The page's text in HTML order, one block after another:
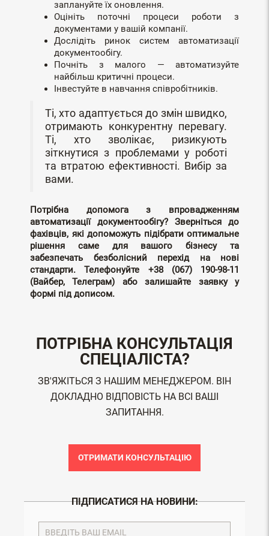
заплануйте їх оновлення.
Оцініть поточні процеси роботи з
документами у вашій компанії.
Дослідіть ринок систем автоматизації
документообігу.
Почніть з малого — автоматизуйте
найбільш критичні процеси.
Інвестуйте в навчання співробітників.
Ті, хто адаптується до змін швидко,
отримають конкурентну перевагу.
Ті, хто зволікає, ризикують
зіткнутися з проблемами у роботі
та втратою ефективності. Вибір за
вами.
Потрібна допомога з впровадженням
автоматизації документообігу? Зверніться до
фахівців, які допоможуть підібрати оптимальне
рішення саме для вашого бізнесу та
забезпечать безболісний перехід на нові
стандарти. Телефонуйте +38 (067) 190-98-11
(Вайбер, Телеграм) або залишайте заявку у
формі під дописом.
ПОТРІБНА КОНСУЛЬТАЦІЯ
СПЕЦІАЛІСТА?
ЗВ'ЯЖІТЬСЯ З НАШИМ МЕНЕДЖЕРОМ. ВІН
ДОКЛАДНО ВІДПОВІСТЬ НА ВСІ ВАШІ
ЗАПИТАННЯ.
ОТРИМАТИ КОНСУЛЬТАЦІЮ
ПІДПИСАТИСЯ НА НОВИНИ: